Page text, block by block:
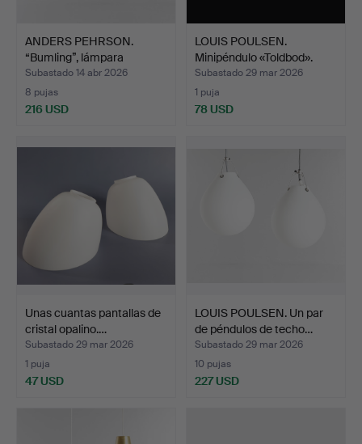
ANDERS PEHRSON.
“Bumling”, lámpara
colgant…
Subastado 14 abr 2026
8 pujas
216 USD
LOUIS POULSEN.
Minipéndulo «Toldbod».
Vidr…
Subastado 29 mar 2026
1 puja
78 USD
Unas cuantas pantallas de
cristal opalino.…
Subastado 29 mar 2026
1 puja
47 USD
LOUIS POULSEN. Un par
de péndulos de techo…
Subastado 29 mar 2026
10 pujas
227 USD